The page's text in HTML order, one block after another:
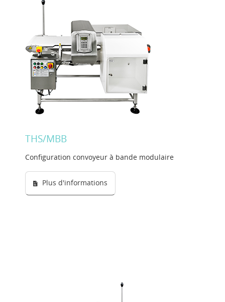
THS/MBB
Configuration convoyeur à bande modulaire
Plus d'informations